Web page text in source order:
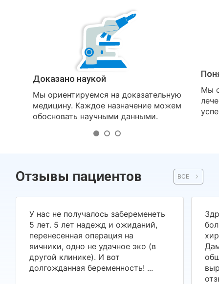
Доказано наукой
Мы ориентируемся на доказательную
медицину. Каждое назначение можем
обосновать научными данными.
Мы
Отзывы пациентов ВСЕ
У нас не получалось забеременеть
5 лет. 5 лет надежд и ожиданий,
перенесенная операция на
яичники, одно не удачное эко (в
другой клинике). И вот
долгожданная беременность! ...